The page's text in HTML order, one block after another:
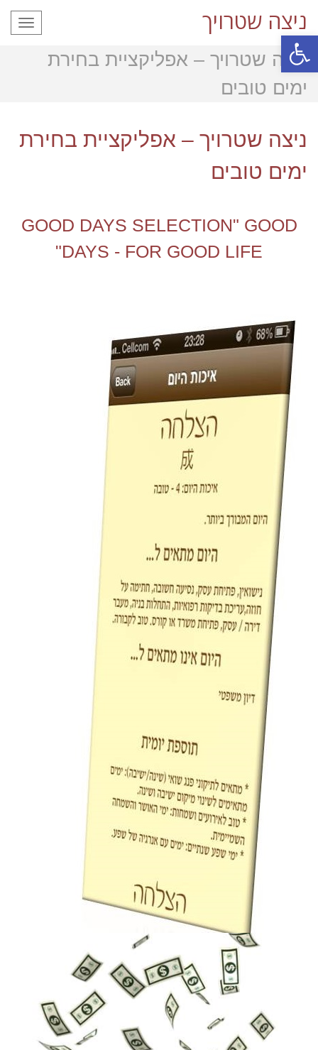
פתח סרגל נגישות
ניצה שטרויך
ניצה שטרויך – אפליקציית בחירת
ימים טובים
ניצה שטרויך – אפליקציית בחירת
ימים טובים
GOOD DAYS SELECTION" GOOD
DAYS - FOR GOOD LIFE"